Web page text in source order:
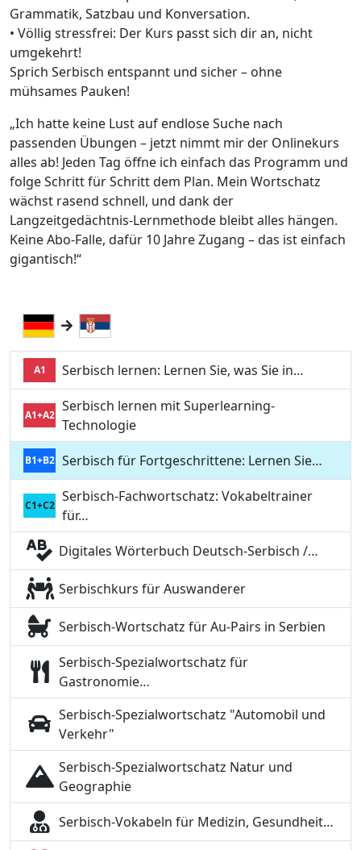
Grammatik, Satzbau und Konversation.
• Völlig stressfrei: Der Kurs passt sich dir an, nicht
umgekehrt!
Sprich Serbisch entspannt und sicher – ohne
mühsames Pauken!
„Ich hatte keine Lust auf endlose Suche nach
passenden Übungen – jetzt nimmt mir der Onlinekurs
alles ab! Jeden Tag öffne ich einfach das Programm und
folge Schritt für Schritt dem Plan. Mein Wortschatz
wächst rasend schnell, und dank der
Langzeitgedächtnis-Lernmethode bleibt alles hängen.
Keine Abo-Falle, dafür 10 Jahre Zugang – das ist einfach
gigantisch!“
A1 Serbisch lernen: Lernen Sie, was Sie in…
A1+A2
Serbisch lernen mit Superlearning-
Technologie
B1+B2 Serbisch für Fortgeschrittene: Lernen Sie…
C1+C2
Serbisch-Fachwortschatz: Vokabeltrainer
für…
Digitales Wörterbuch Deutsch-Serbisch /…
Serbischkurs für Auswanderer
Serbisch-Wortschatz für Au-Pairs in Serbien
Serbisch-Spezialwortschatz für
Gastronomie…
Serbisch-Spezialwortschatz "Automobil und
Verkehr"
Serbisch-Spezialwortschatz Natur und
Geographie
Serbisch-Vokabeln für Medizin, Gesundheit…